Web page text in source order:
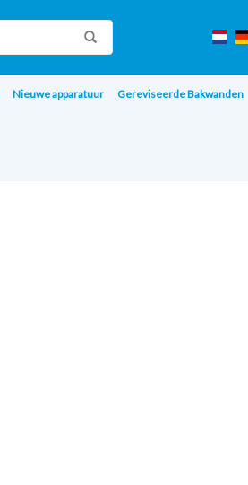
Nieuwe apparatuur Gereviseerde Bakwanden